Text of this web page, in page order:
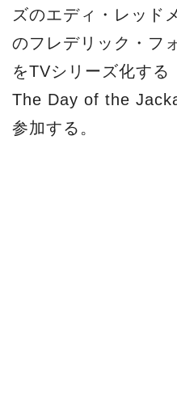
ズのエディ・レッド
のフレデリック・フ
をTVシリーズ化する
The Day of the
参加する。